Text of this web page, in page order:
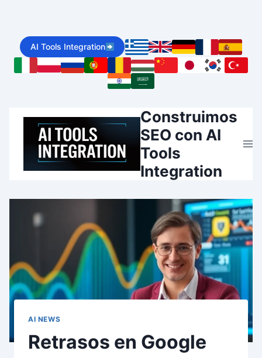
content
AI Tools Integration
Construimos
SEO con AI
Tools
Integration
AI NEWS
Retrasos en Google